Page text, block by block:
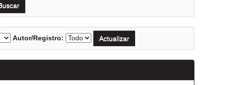
Autor/Registro: